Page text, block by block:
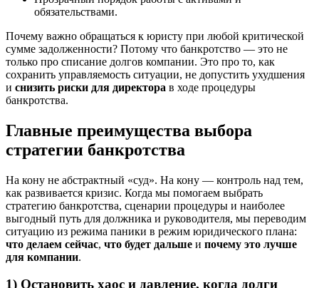
обязательствами.
Почему важно обращаться к юристу при любой критической
сумме задолженности? Потому что банкротство — это не
только про списание долгов компании. Это про то, как
сохранить управляемость ситуации, не допустить ухудшения
и снизить риски для директора в ходе процедуры
банкротства.
Главные преимущества выбора
стратегии банкротства
На кону не абстрактный «суд». На кону — контроль над тем,
как развивается кризис. Когда мы помогаем выбрать
стратегию банкротства, сценарии процедуры и наиболее
выгодный путь для должника и руководителя, мы переводим
ситуацию из режима паники в режим юридического плана:
что делаем сейчас, что будет дальше и почему это лучше
для компании.
1) Остановить хаос и давление, когда долги